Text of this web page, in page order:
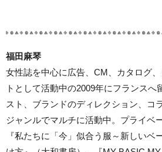
福田麻琴
女性誌を中心に広告、CM、カタログ
トとして活動中の2009年にフランスへ
スト、ブランドのディレクション、コ
ジャンルでマルチに活動中。プライベ
『私たちに「今」似合う服～新しいベ